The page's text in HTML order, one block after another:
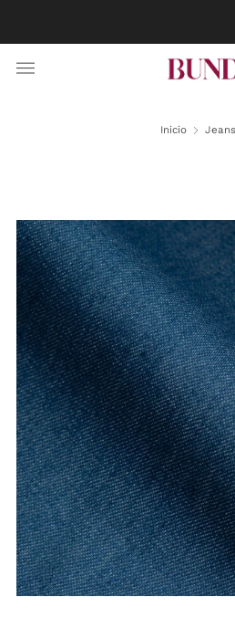
Inicio